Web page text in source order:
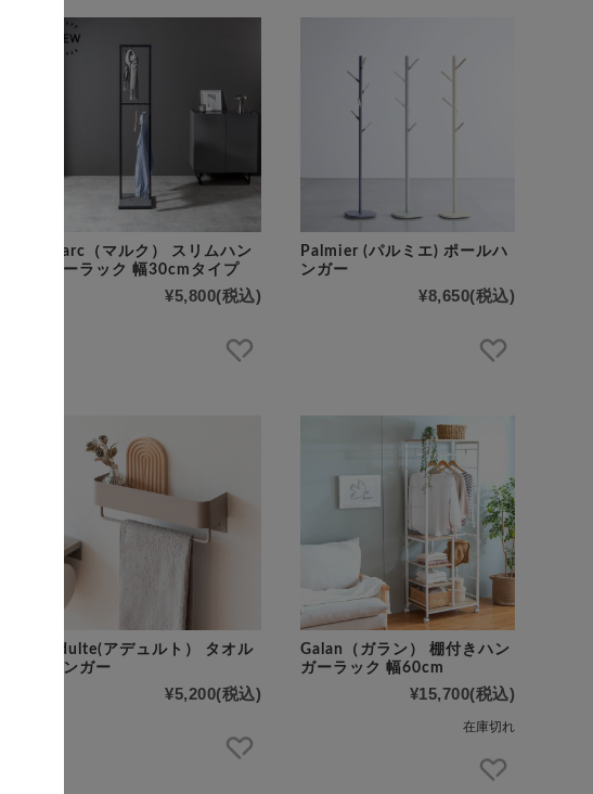
Marc（マルク） スリムハン
ガーラック 幅30cmタイプ
¥5,800(税込)
Palmier (パルミエ) ポールハ
ンガー
¥8,650(税込)
Adulte(アデュルト） タオル
ハンガー
¥5,200(税込)
Galan（ガラン） 棚付きハン
ガーラック 幅60cm
¥15,700(税込)
在庫切れ